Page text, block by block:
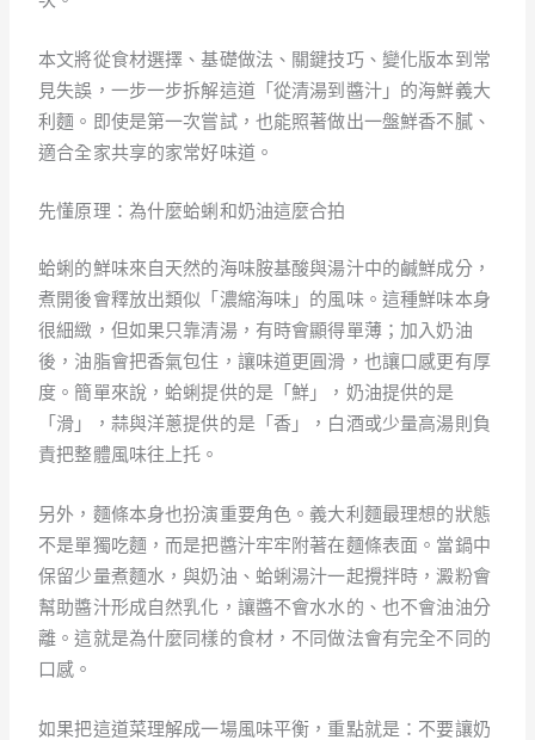
本文將從食材選擇、基礎做法、關鍵技巧、變化版本到常
見失誤，一步一步拆解這道「從清湯到醬汁」的海鮮義大
利麵。即使是第一次嘗試，也能照著做出一盤鮮香不膩、
適合全家共享的家常好味道。
先懂原理：為什麼蛤蜊和奶油這麼合拍
蛤蜊的鮮味來自天然的海味胺基酸與湯汁中的鹹鮮成分，
煮開後會釋放出類似「濃縮海味」的風味。這種鮮味本身
很細緻，但如果只靠清湯，有時會顯得單薄；加入奶油
後，油脂會把香氣包住，讓味道更圓滑，也讓口感更有厚
度。簡單來說，蛤蜊提供的是「鮮」，奶油提供的是
「滑」，蒜與洋蔥提供的是「香」，白酒或少量高湯則負
責把整體風味往上托。
另外，麵條本身也扮演重要角色。義大利麵最理想的狀態
不是單獨吃麵，而是把醬汁牢牢附著在麵條表面。當鍋中
保留少量煮麵水，與奶油、蛤蜊湯汁一起攪拌時，澱粉會
幫助醬汁形成自然乳化，讓醬不會水水的、也不會油油分
離。這就是為什麼同樣的食材，不同做法會有完全不同的
口感。
如果把這道菜理解成一場風味平衡，重點就是：不要讓奶